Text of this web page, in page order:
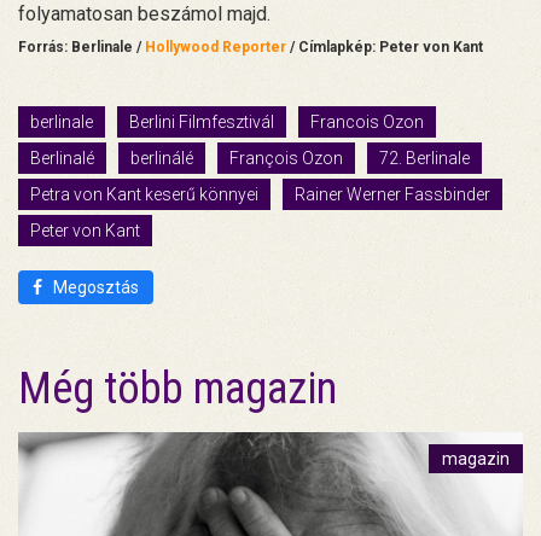
folyamatosan beszámol majd.
Forrás: Berlinale / Hollywood Reporter / Címlapkép: Peter von Kant
berlinale Berlini Filmfesztivál
Francois Ozon
Berlinalé
berlinálé François Ozon
72. Berlinale
Petra von Kant keserű könnyei
Rainer Werner Fassbinder
Peter von Kant
Megosztás
Még több magazin
magazin